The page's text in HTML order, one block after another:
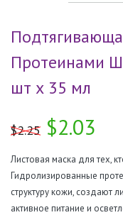
Протеинами
шт х 35 мл
$2.25 $2.03
Листовая маска для тех,
Гидролизированные
структуру кожи, создают
активное питание и